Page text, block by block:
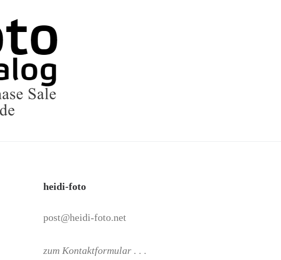
heidi-foto
post@heidi-foto.net
zum Kontaktformular . . .